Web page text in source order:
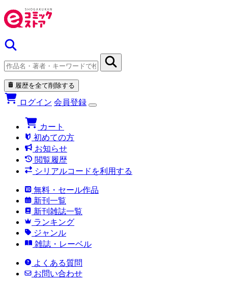
履歴を全て削除する
ログイン 会員登録
カート
初めての方
お知らせ
閲覧履歴
シリアルコードを利用する
無料・セール作品
新刊一覧
新刊雑誌一覧
ランキング
ジャンル
雑誌・レーベル
よくある質問
お問い合わせ